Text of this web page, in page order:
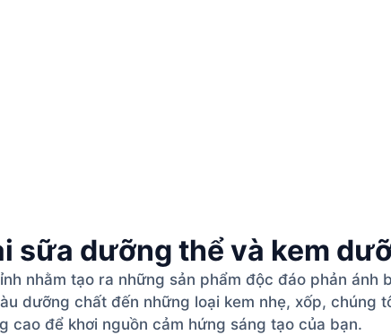
sữa dưỡng thể và kem
nhằm tạo ra những sản phẩm độc đáo phản ánh
dưỡng chất đến những loại kem nhẹ, xốp, chúng
cao để khơi nguồn cảm hứng sáng tạo của bạn.